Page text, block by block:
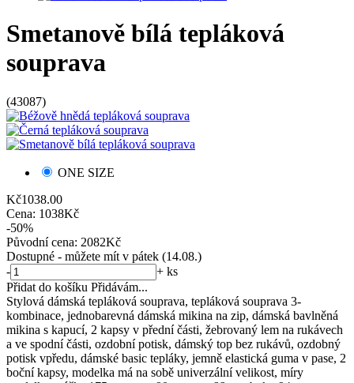
Smetanově bílá tepláková
souprava
(43087)
ONE SIZE
Kč1038.00
Cena: 1038Kč
-50%
Původní cena: 2082Kč
Dostupné - můžete mít v pátek (14.08.)
-
+ ks
Přidat do košíku Přidávám...
Stylová dámská tepláková souprava, tepláková souprava 3-
kombinace, jednobarevná dámská mikina na zip, dámská bavlněná
mikina s kapucí, 2 kapsy v přední části, žebrovaný lem na rukávech
a ve spodní části, ozdobní potisk, dámský top bez rukávů, ozdobný
potisk vpředu, dámské basic tepláky, jemně elastická guma v pase, 2
boční kapsy, modelka má na sobě univerzální velikost, míry